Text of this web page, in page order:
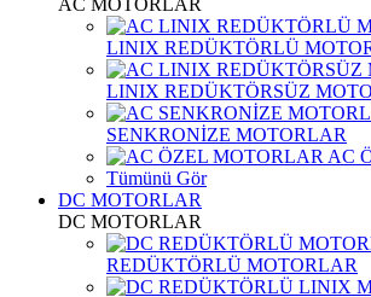
AC MOTORLAR
LINIX REDÜKTÖRLÜ
LINIX REDÜKTÖRSÜZ
SENKRONİZE MOTORLAR
AC
Tümünü Gör
DC MOTORLAR
DC MOTORLAR
REDÜKTÖRLÜ MOTORLAR